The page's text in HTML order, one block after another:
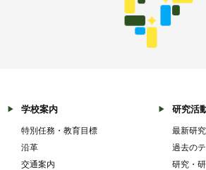
学校案内
特別任務・教育目標
沿革
交通案内
研究活
最新研
過去の
研究・